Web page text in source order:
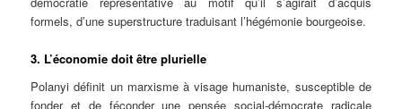
formels, d’une superstructure traduisant l’hégémonie bourgeoise.
3. L’économie doit être plurielle
Polanyi définit un marxisme à visage humaniste, susceptible de
fonder et de féconder une pensée social-démocrate radicale